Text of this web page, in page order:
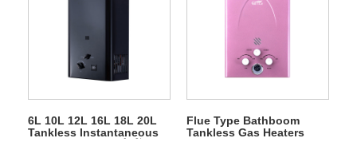
6L 10L 12L 16L 18L 20L
Tankless Instantaneous
Flue Type Bathboom
Tankless Gas Heaters